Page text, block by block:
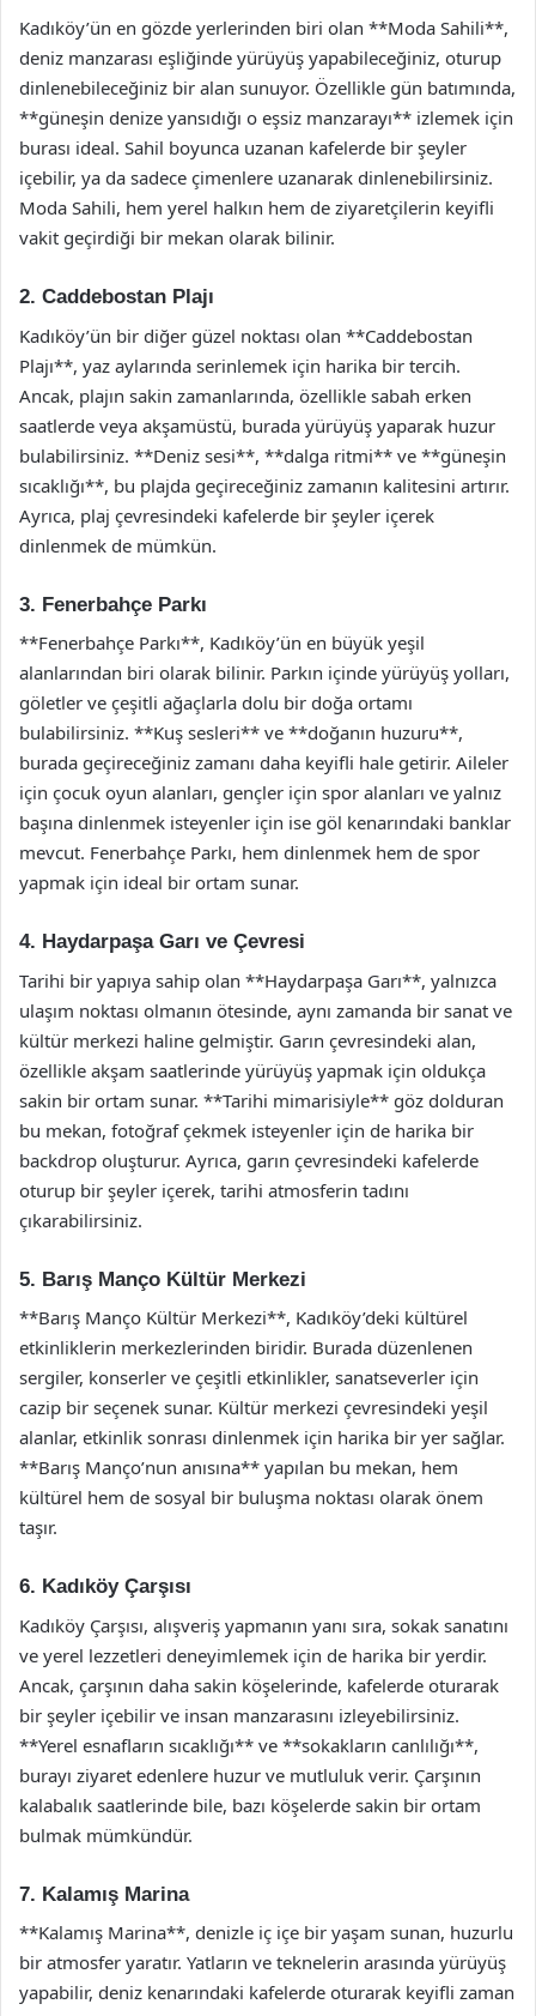
Kadıköy’ün en gözde yerlerinden biri olan **Moda Sahili**,
deniz manzarası eşliğinde yürüyüş yapabileceğiniz, oturup
dinlenebileceğiniz bir alan sunuyor. Özellikle gün batımında,
**güneşin denize yansıdığı o eşsiz manzarayı** izlemek için
burası ideal. Sahil boyunca uzanan kafelerde bir şeyler
içebilir, ya da sadece çimenlere uzanarak dinlenebilirsiniz.
Moda Sahili, hem yerel halkın hem de ziyaretçilerin keyifli
vakit geçirdiği bir mekan olarak bilinir.
2. Caddebostan Plajı
Kadıköy’ün bir diğer güzel noktası olan **Caddebostan
Plajı**, yaz aylarında serinlemek için harika bir tercih.
Ancak, plajın sakin zamanlarında, özellikle sabah erken
saatlerde veya akşamüstü, burada yürüyüş yaparak huzur
bulabilirsiniz. **Deniz sesi**, **dalga ritmi** ve **güneşin
sıcaklığı**, bu plajda geçireceğiniz zamanın kalitesini artırır.
Ayrıca, plaj çevresindeki kafelerde bir şeyler içerek
dinlenmek de mümkün.
3. Fenerbahçe Parkı
**Fenerbahçe Parkı**, Kadıköy’ün en büyük yeşil
alanlarından biri olarak bilinir. Parkın içinde yürüyüş yolları,
göletler ve çeşitli ağaçlarla dolu bir doğa ortamı
bulabilirsiniz. **Kuş sesleri** ve **doğanın huzuru**,
burada geçireceğiniz zamanı daha keyifli hale getirir. Aileler
için çocuk oyun alanları, gençler için spor alanları ve yalnız
başına dinlenmek isteyenler için ise göl kenarındaki banklar
mevcut. Fenerbahçe Parkı, hem dinlenmek hem de spor
yapmak için ideal bir ortam sunar.
4. Haydarpaşa Garı ve Çevresi
Tarihi bir yapıya sahip olan **Haydarpaşa Garı**, yalnızca
ulaşım noktası olmanın ötesinde, aynı zamanda bir sanat ve
kültür merkezi haline gelmiştir. Garın çevresindeki alan,
özellikle akşam saatlerinde yürüyüş yapmak için oldukça
sakin bir ortam sunar. **Tarihi mimarisiyle** göz dolduran
bu mekan, fotoğraf çekmek isteyenler için de harika bir
backdrop oluşturur. Ayrıca, garın çevresindeki kafelerde
oturup bir şeyler içerek, tarihi atmosferin tadını
çıkarabilirsiniz.
5. Barış Manço Kültür Merkezi
**Barış Manço Kültür Merkezi**, Kadıköy’deki kültürel
etkinliklerin merkezlerinden biridir. Burada düzenlenen
sergiler, konserler ve çeşitli etkinlikler, sanatseverler için
cazip bir seçenek sunar. Kültür merkezi çevresindeki yeşil
alanlar, etkinlik sonrası dinlenmek için harika bir yer sağlar.
**Barış Manço’nun anısına** yapılan bu mekan, hem
kültürel hem de sosyal bir buluşma noktası olarak önem
taşır.
6. Kadıköy Çarşısı
Kadıköy Çarşısı, alışveriş yapmanın yanı sıra, sokak sanatını
ve yerel lezzetleri deneyimlemek için de harika bir yerdir.
Ancak, çarşının daha sakin köşelerinde, kafelerde oturarak
bir şeyler içebilir ve insan manzarasını izleyebilirsiniz.
**Yerel esnafların sıcaklığı** ve **sokakların canlılığı**,
burayı ziyaret edenlere huzur ve mutluluk verir. Çarşının
kalabalık saatlerinde bile, bazı köşelerde sakin bir ortam
bulmak mümkündür.
7. Kalamış Marina
**Kalamış Marina**, denizle iç içe bir yaşam sunan, huzurlu
bir atmosfer yaratır. Yatların ve teknelerin arasında yürüyüş
yapabilir, deniz kenarındaki kafelerde oturarak keyifli zaman